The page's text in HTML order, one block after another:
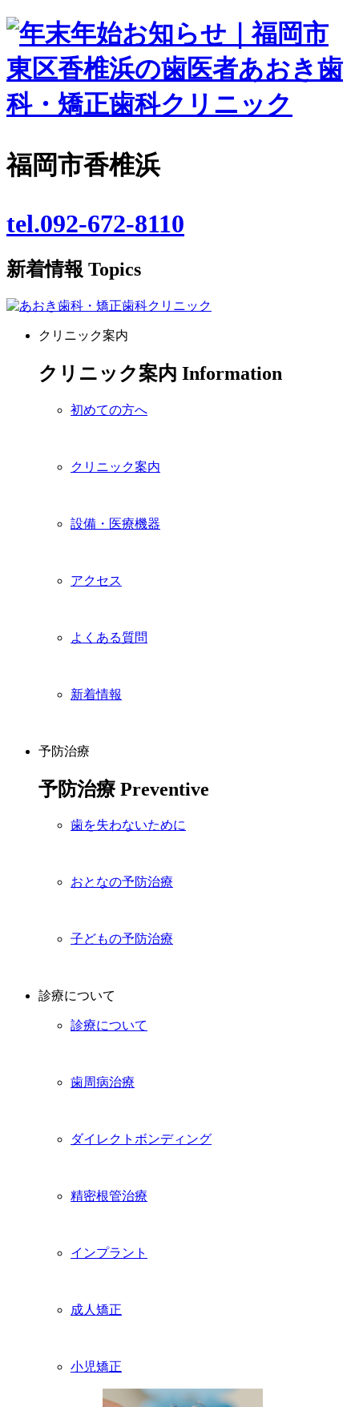
福岡市香椎浜
tel.092-672-8110
新着情報 Topics
クリニック案内
クリニック案内 Information
初めての方へ
クリニック案内
設備・医療機器
アクセス
よくある質問
新着情報
予防治療
予防治療 Preventive
歯を失わないために
おとなの予防治療
子どもの予防治療
診療について
診療について
歯周病治療
ダイレクトボンディング
精密根管治療
インプラント
成人矯正
小児矯正